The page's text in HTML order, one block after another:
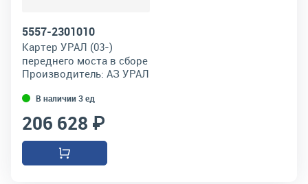
5557-2301010
Картер УРАЛ (03-)
переднего моста в сборе
15 отверстий
Производитель: АЗ УРАЛ
В наличии 3 ед
206 628 ₽